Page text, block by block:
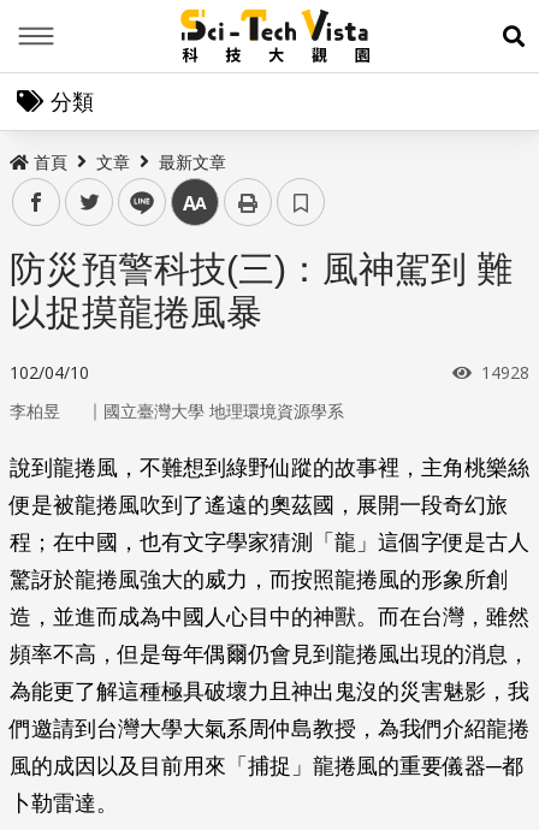
展
分類
首頁 文章 最新文章
facebooktwitter line 中
防災預警科技(三)：風神駕到 難
以捉摸龍捲風暴
102/04/10 瀏覽次
14928
李柏昱 ｜ 國立臺灣大學 地理環境資源學系
說到龍捲風，不難想到綠野仙蹤的故事裡，主角桃樂絲
便是被龍捲風吹到了遙遠的奧茲國，展開一段奇幻旅
程；在中國，也有文字學家猜測「龍」這個字便是古人
驚訝於龍捲風強大的威力，而按照龍捲風的形象所創
造，並進而成為中國人心目中的神獸。而在台灣，雖然
頻率不高，但是每年偶爾仍會見到龍捲風出現的消息，
為能更了解這種極具破壞力且神出鬼沒的災害魅影，我
們邀請到台灣大學大氣系周仲島教授，為我們介紹龍捲
風的成因以及目前用來「捕捉」龍捲風的重要儀器─都
卜勒雷達。